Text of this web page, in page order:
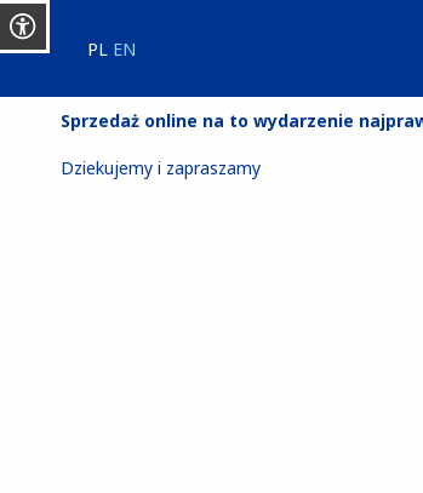
PL EN
Sprzedaż online na to wydarzenie
Dziekujemy i zapraszamy